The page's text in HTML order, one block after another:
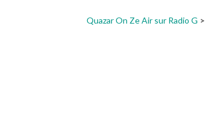
Quazar On Ze Air sur Radio G